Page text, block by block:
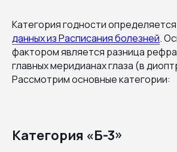
Категория годности определяется
данных из Расписания болезней.
фактором является разница
главных меридианах глаза (в
Рассмотрим основные категории:
Категория «Б-3»